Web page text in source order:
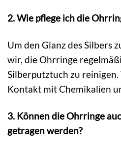
2. Wie pflege ich die
Um den Glanz des Silbers
wir, die Ohrringe
Silberputztuch zu reinigen.
Kontakt mit Chemikalien
3. Können die Ohrringe
getragen werden?